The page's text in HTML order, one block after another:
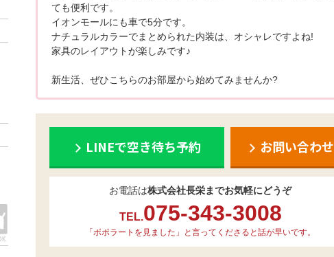
ても便利です。
イオンモールにも車で5分です。
ナチュラルカラーでまとめられた内装は、オシャレですよね!
家具のレイアウトが楽しみです♪
新生活、ぜひこちらのお部屋から始めてみませんか?
LINEで空き待ち予約 お問い合わせ
お電話は株式会社長栄までお気軽にどうぞ
TEL.075-343-3008
「ポポラートを見ました」と言ってくださると話が早いです。